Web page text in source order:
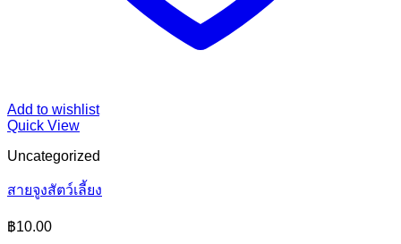
Add to wishlist
Quick View
Uncategorized
สายจูงสัตว์เลี้ยง
฿10.00